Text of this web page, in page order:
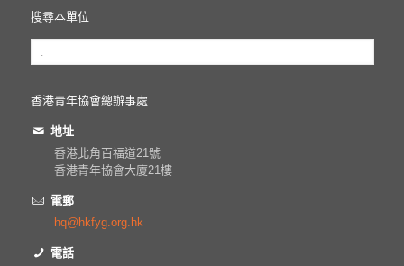
搜尋本單位
香港青年協會總辦事處
地址
香港北角百福道21號
香港青年協會大廈21樓
電郵
hq@hkfyg.org.hk
電話